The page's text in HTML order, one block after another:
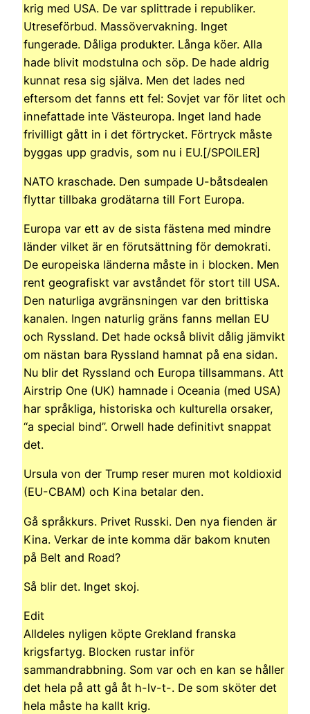
krig med USA. De var splittrade i republiker.
Utreseförbud. Massövervakning. Inget
fungerade. Dåliga produkter. Långa köer. Alla
hade blivit modstulna och söp. De hade aldrig
kunnat resa sig själva. Men det lades ned
eftersom det fanns ett fel: Sovjet var för litet och
innefattade inte Västeuropa. Inget land hade
frivilligt gått in i det förtrycket. Förtryck måste
byggas upp gradvis, som nu i EU.[/SPOILER]
NATO kraschade. Den sumpade U-båtsdealen
flyttar tillbaka grodätarna till Fort Europa.
Europa var ett av de sista fästena med mindre
länder vilket är en förutsättning för demokrati.
De europeiska länderna måste in i blocken. Men
rent geografiskt var avståndet för stort till USA.
Den naturliga avgränsningen var den brittiska
kanalen. Ingen naturlig gräns fanns mellan EU
och Ryssland. Det hade också blivit dålig jämvikt
om nästan bara Ryssland hamnat på ena sidan.
Nu blir det Ryssland och Europa tillsammans. Att
Airstrip One (UK) hamnade i Oceania (med USA)
har språkliga, historiska och kulturella orsaker,
“a special bind”. Orwell hade definitivt snappat
det.
Ursula von der Trump reser muren mot koldioxid
(EU-CBAM) och Kina betalar den.
Gå språkkurs. Privet Russki. Den nya fienden är
Kina. Verkar de inte komma där bakom knuten
på Belt and Road?
Så blir det. Inget skoj.
Edit
Alldeles nyligen köpte Grekland franska
krigsfartyg. Blocken rustar inför
sammandrabbning. Som var och en kan se håller
det hela på att gå åt h-lv-t-. De som sköter det
hela måste ha kallt krig.